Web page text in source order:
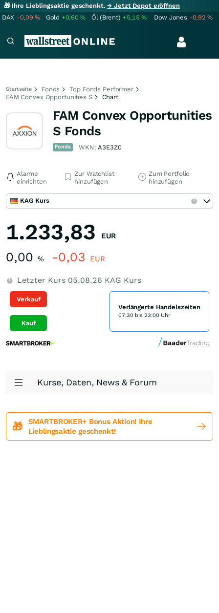
🎁 Ihre Lieblingsaktie geschenkt.→ Jetzt Depot eröffnen
DAX -0,09% Gold +0,60% Öl (Brent) +5,15% Dow Jones -0,92%
Startseite Fonds
Top Fonds Performer
FAM Convex Opportunities S
Chart
FAM Convex Opportunities
S Fonds
Fonds WKN:A3E3Z0
Alarme
einrichten
Zur Watchlist
hinzufügen
Zum Portfolio
hinzufügen
KAG Kurs
1.233,83 EUR
0,00 % -0,03 EUR
Letzter Kurs 05.08.26 KAG Kurs
Verkauf
Kauf
Verlängerte Handelszeiten
07:30 bis 23:00 Uhr
Kurse, Daten, News & Forum
🎁
SMARTBROKER+ Bonus Aktion! Ihre
Lieblingsaktie geschenkt!